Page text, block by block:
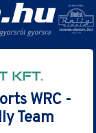
WRC -
Team